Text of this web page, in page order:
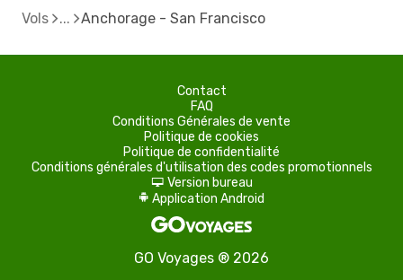
Vols Anchorage - San Francisco
Contact
FAQ
Conditions Générales de vente
Politique de cookies
Politique de confidentialité
Conditions générales d'utilisation des codes promotionnels
d Version bureau
A Application Android
GO Voyages ® 2026